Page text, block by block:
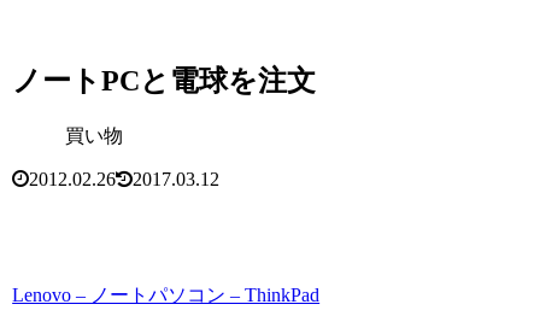
ノートPCと電球を注文
買い物
2012.02.26 2017.03.12
Lenovo – ノートパソコン – ThinkPad